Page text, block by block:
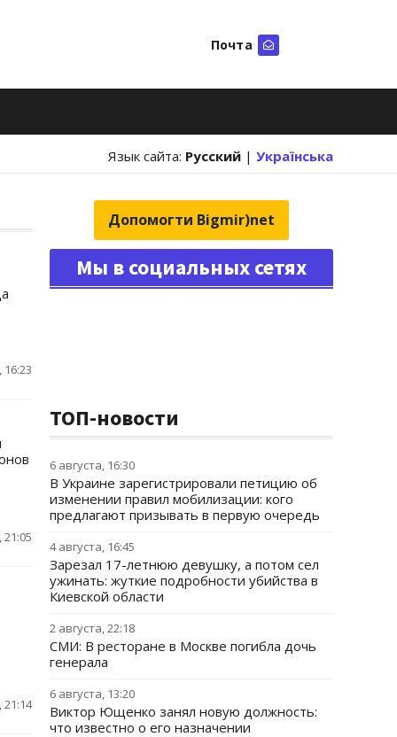
Почта
Язык сайта: Русский | Українська
21:14
Допомогти Bigmir)net
Мы в социальных сетях
ТОП-новости
6 августа, 16:30
В Украине зарегистрировали петицию об
изменении правил мобилизации: кого
предлагают призывать в первую очередь
4 августа, 16:45
Зарезал 17-летнюю девушку, а потом сел
ужинать: жуткие подробности убийства в
Киевской области
2 августа, 22:18
СМИ: В ресторане в Москве погибла дочь
генерала
6 августа, 13:20
Виктор Ющенко занял новую должность:
что известно о его назначении